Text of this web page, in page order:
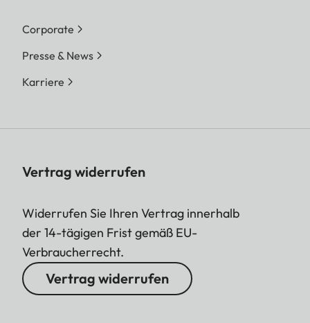
Corporate
Presse & News
Karriere
Vertrag widerrufen
Widerrufen Sie Ihren Vertrag innerhalb
der 14-tägigen Frist gemäß EU-
Verbraucherrecht.
Vertrag widerrufen